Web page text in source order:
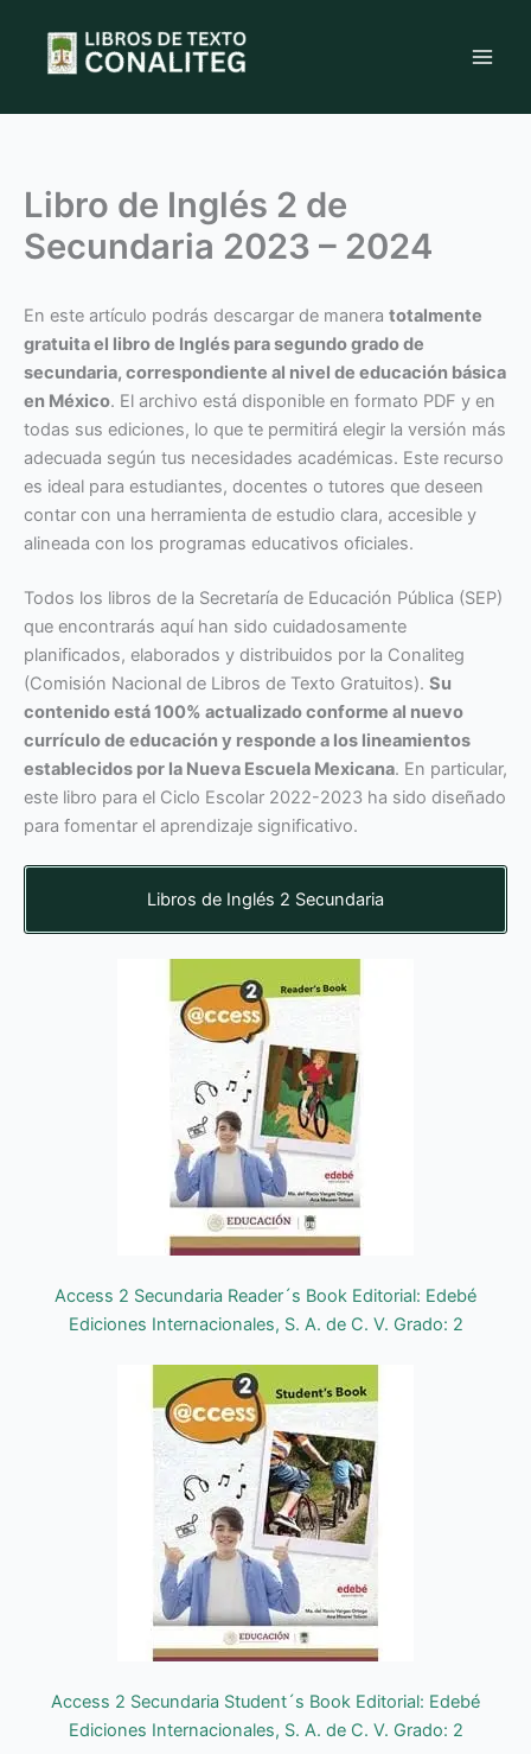
contenido
Libro de Inglés 2 de
Secundaria 2023 – 2024
En este artículo podrás descargar de manera totalmente
gratuita el libro de Inglés para segundo grado de
secundaria, correspondiente al nivel de educación básica
en México. El archivo está disponible en formato PDF y en
todas sus ediciones, lo que te permitirá elegir la versión más
adecuada según tus necesidades académicas. Este recurso
es ideal para estudiantes, docentes o tutores que deseen
contar con una herramienta de estudio clara, accesible y
alineada con los programas educativos oficiales.
Todos los libros de la Secretaría de Educación Pública (SEP)
que encontrarás aquí han sido cuidadosamente
planificados, elaborados y distribuidos por la Conaliteg
(Comisión Nacional de Libros de Texto Gratuitos). Su
contenido está 100% actualizado conforme al nuevo
currículo de educación y responde a los lineamientos
establecidos por la Nueva Escuela Mexicana. En particular,
este libro para el Ciclo Escolar 2022-2023 ha sido diseñado
para fomentar el aprendizaje significativo.
Libros de Inglés 2 Secundaria
Access 2 Secundaria Reader´s Book Editorial: Edebé
Ediciones Internacionales, S. A. de C. V. Grado: 2
Access 2 Secundaria Student´s Book Editorial: Edebé
Ediciones Internacionales, S. A. de C. V. Grado: 2